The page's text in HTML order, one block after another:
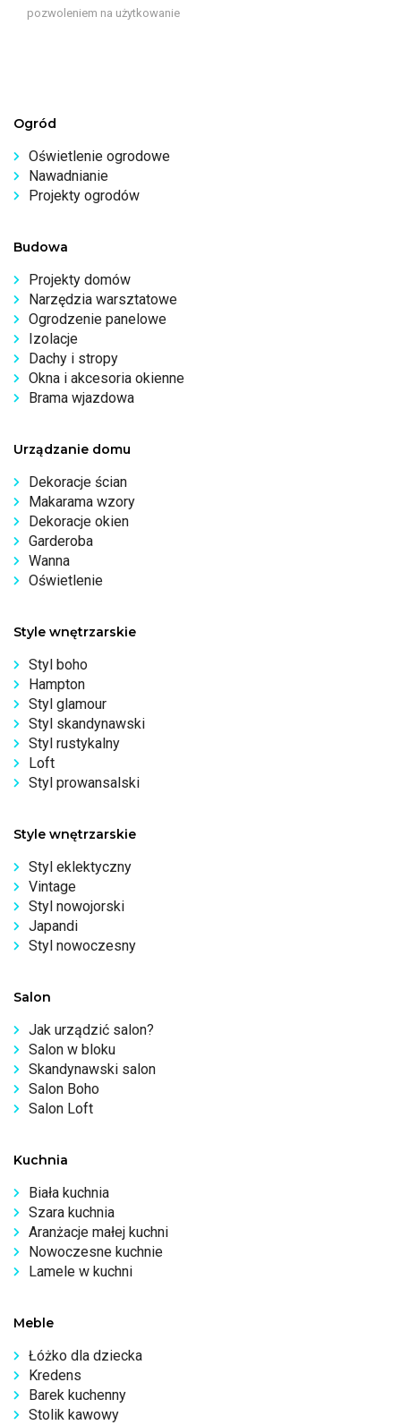
pozwoleniem na użytkowanie
Ogród
Oświetlenie ogrodowe
Nawadnianie
Projekty ogrodów
Budowa
Projekty domów
Narzędzia warsztatowe
Ogrodzenie panelowe
Izolacje
Dachy i stropy
Okna i akcesoria okienne
Brama wjazdowa
Urządzanie domu
Dekoracje ścian
Makarama wzory
Dekoracje okien
Garderoba
Wanna
Oświetlenie
Style wnętrzarskie
Styl boho
Hampton
Styl glamour
Styl skandynawski
Styl rustykalny
Loft
Styl prowansalski
Style wnętrzarskie
Styl eklektyczny
Vintage
Styl nowojorski
Japandi
Styl nowoczesny
Salon
Jak urządzić salon?
Salon w bloku
Skandynawski salon
Salon Boho
Salon Loft
Kuchnia
Biała kuchnia
Szara kuchnia
Aranżacje małej kuchni
Nowoczesne kuchnie
Lamele w kuchni
Meble
Łóżko dla dziecka
Kredens
Barek kuchenny
Stolik kawowy